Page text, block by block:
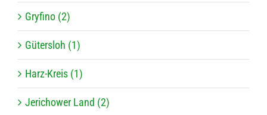
Gryfino (2)
Gütersloh (1)
Harz-Kreis (1)
Jerichower Land (2)